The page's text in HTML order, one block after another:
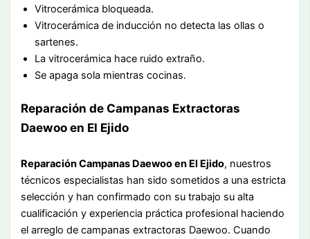
Vitrocerámica bloqueada.
Vitrocerámica de inducción no detecta las ollas o
sartenes.
La vitrocerámica hace ruido extraño.
Se apaga sola mientras cocinas.
Reparación de Campanas Extractoras
Daewoo en El Ejido
Reparación Campanas Daewoo en El Ejido, nuestros
técnicos especialistas han sido sometidos a una estricta
selección y han confirmado con su trabajo su alta
cualificación y experiencia práctica profesional haciendo
el arreglo de campanas extractoras Daewoo. Cuando